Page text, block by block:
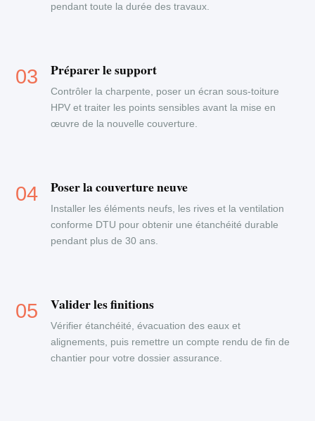
pendant toute la durée des travaux.
Préparer le support
Contrôler la charpente, poser un écran sous-toiture
HPV et traiter les points sensibles avant la mise en
œuvre de la nouvelle couverture.
Poser la couverture neuve
Installer les éléments neufs, les rives et la ventilation
conforme DTU pour obtenir une étanchéité durable
pendant plus de 30 ans.
Valider les finitions
Vérifier étanchéité, évacuation des eaux et
alignements, puis remettre un compte rendu de fin de
chantier pour votre dossier assurance.